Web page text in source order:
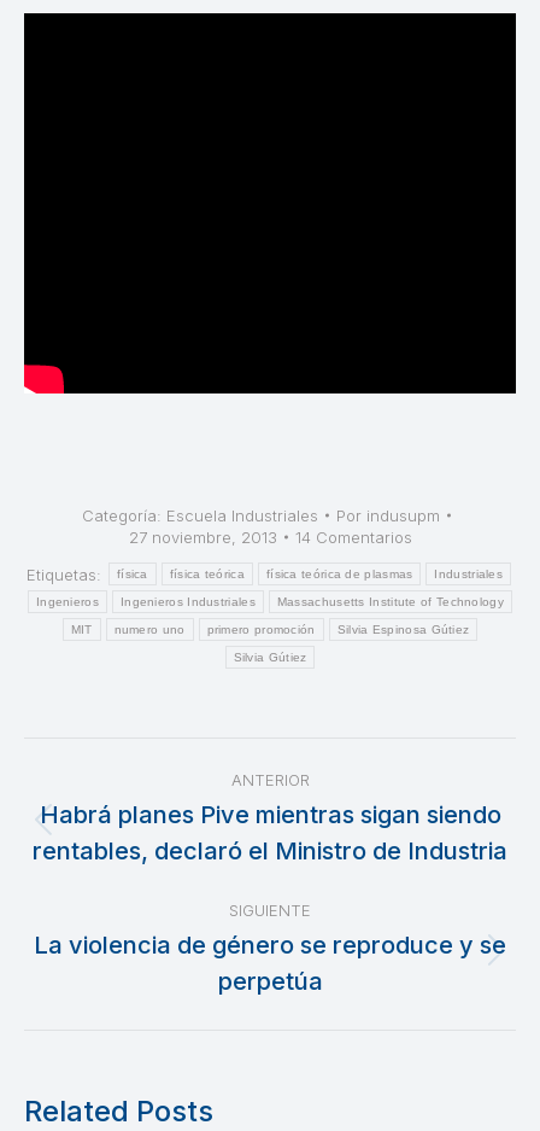
Categoría: Escuela Industriales Por indusupm
27 noviembre, 2013
14 Comentarios
Etiquetas:
física física teórica física teórica de plasmas Industriales
Ingenieros Ingenieros Industriales Massachusetts Institute of Technology
MIT numero uno primero promoción Silvia Espinosa Gútiez
Silvia Gútiez
Navegación
entre
publicaciones
ANTERIOR
anterior:
Habrá planes Pive mientras sigan siendo
rentables, declaró el Ministro de Industria
SIGUIENTE
Publicación
siguiente:
La violencia de género se reproduce y se
perpetúa
Related Posts